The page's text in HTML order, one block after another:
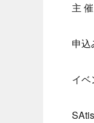
主
申込
イベ